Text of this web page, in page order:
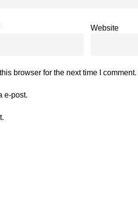
Website
browser for the next time I comment.
e-post.